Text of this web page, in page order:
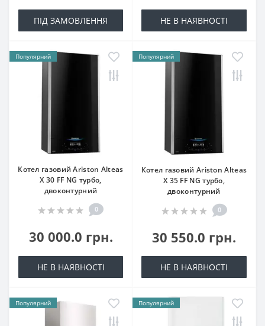
ПІД ЗАМОВЛЕННЯ НЕ В НАЯВНОСТІ
Популярний
Котел газовий Ariston Alteas
X 30 FF NG турбо,
двоконтурний
0
30 000.0 грн.
НЕ В НАЯВНОСТІ
Популярний
Котел газовий Ariston Alteas
X 35 FF NG турбо,
двоконтурний
0
30 550.0 грн.
НЕ В НАЯВНОСТІ
Популярний Популярний